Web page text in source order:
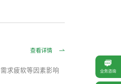
查看详情
求疲软等因素影响
业务咨询